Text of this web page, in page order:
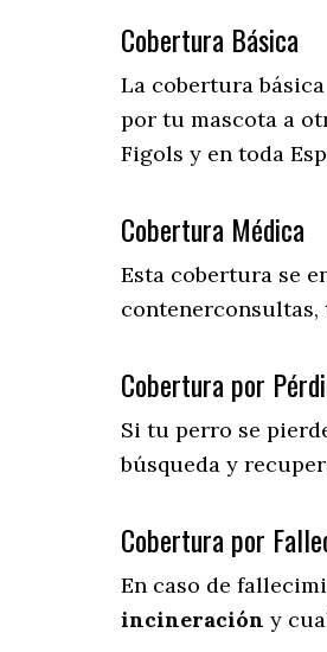
Cobertura Básica
La cobertura
por tu mascota a
Figols y en toda
Cobertura Médica
Esta cobertura se
Cobertura por
Si tu perro se
búsqueda y
Cobertura por
En caso de
incineración y